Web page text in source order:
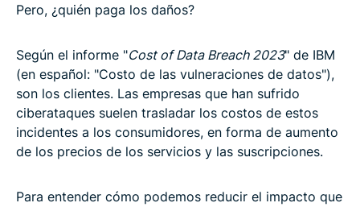
Pero, ¿quién paga los daños?
Según el informe "Cost of Data Breach 2023" de IBM
(en español: "Costo de las vulneraciones de datos"),
son los clientes. Las empresas que han sufrido
ciberataques suelen trasladar los costos de estos
incidentes a los consumidores, en forma de aumento
de los precios de los servicios y las suscripciones.
Para entender cómo podemos reducir el impacto que